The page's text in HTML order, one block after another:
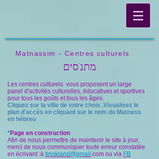
Matnassim - Centres culturels
מתנ"סים
Les centres culturels vous proposent un large
panel d'activités culturelles, éducatives et sportives
pour tous les goûts et tous les âges.
Cliquez sur la ville de votre choix .Visualisez le
plan d'accès en cliquant sur le nom du Matnass
en hébreu
*Page en construction
Afin de nous permettre de maintenir le site à jour,
merci de nous communiquer toute erreur constatée
en écrivant :à tinokland@gmail .com ou via FB